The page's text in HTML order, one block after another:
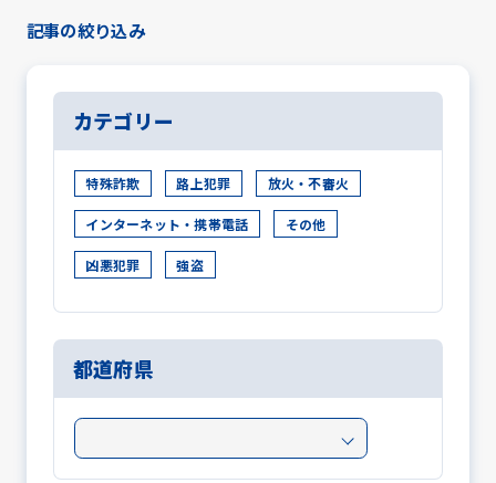
記事の絞り込み
カテゴリー
特殊詐欺 路上犯罪 放火・不審火
インターネット・携帯電話 その他
凶悪犯罪 強盗
都道府県